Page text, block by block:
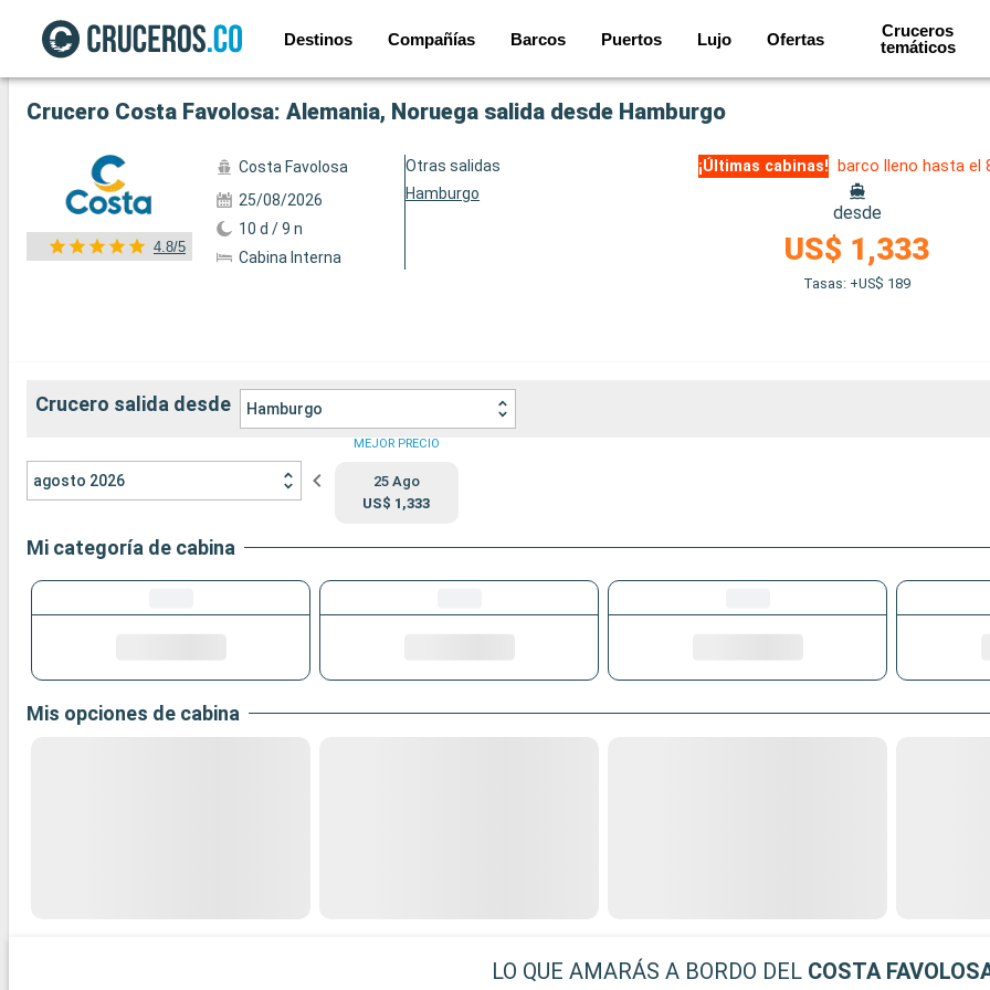
Destinos Compañías Barcos Puertos Lujo Ofertas
Cruceros
temáticos
Ver las 36 fotos siguientes
Crucero Costa Favolosa: Alemania, Noruega salida desde Hamburgo
4.8/5
Costa Favolosa
25/08/2026
10 d / 9 n
Cabina Interna
Otras salidas
Hamburgo
¡Últimas cabinas! barco lleno hasta el
desde
US$ 1,333
Tasas: +US$ 189
Crucero salida desde Hamburgo
agosto 2026
MEJOR PRECIO
25 Ago
US$ 1,333
Mi categoría de cabina
Mis opciones de cabina
LO QUE AMARÁS A BORDO DEL COSTA